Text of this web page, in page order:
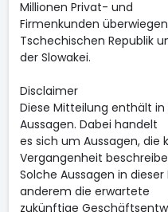
Millionen Privat- und
Firmenkunden
Tschechischen Republik
der Slowakei.
Disclaimer
Diese Mitteilung enthält
Aussagen. Dabei handelt
es sich um Aussagen, die
Vergangenheit
Solche Aussagen in
anderem die erwartete
zukünftige